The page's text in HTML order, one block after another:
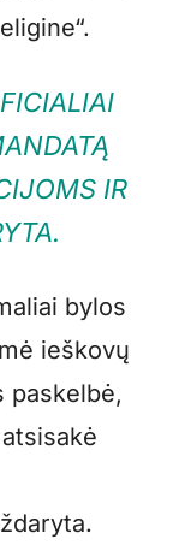
IR
bylos
ieškovų
paskelbė,